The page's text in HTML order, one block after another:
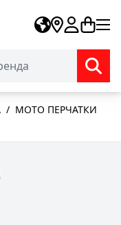
/ МОТО ПЕРЧАТКИ